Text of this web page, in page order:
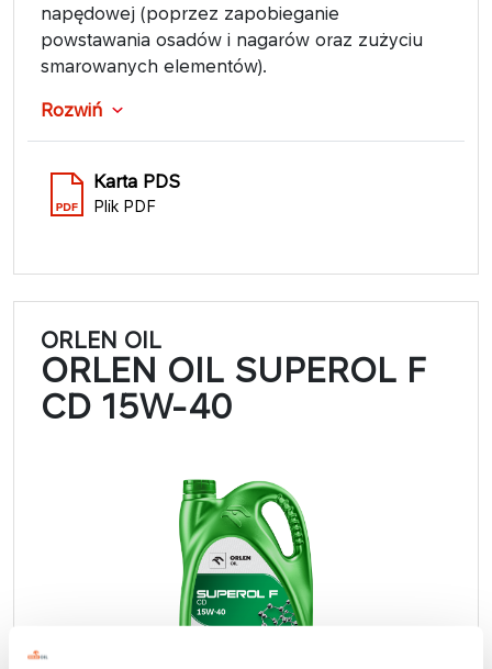
napędowej (poprzez zapobieganie
powstawania osadów i nagarów oraz zużyciu
smarowanych elementów).
Rozwiń
Karta PDS
Plik PDF
ORLEN OIL
ORLEN OIL SUPEROL F
CD 15W-40